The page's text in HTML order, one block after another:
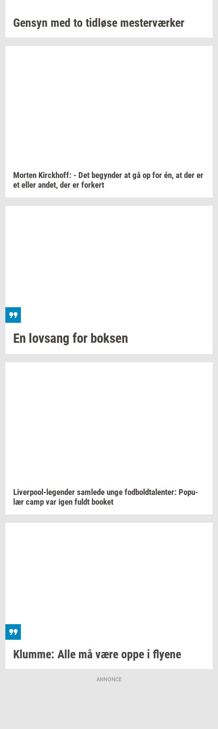
Gen­syn med to tid­lø­se mester­vær­ker
Mor­ten Kirck­hoff: - Det be­gyn­der at gå op for én, at der er
et eller andet, der er for­kert
En lovsang for bok­sen
Liverpool-​legender sam­le­de unge fod­bold­ta­len­ter: Po­pu­
lær camp var igen fuldt boo­k­et
Klum­me: Alle må være oppe i fly­e­ne
ANNONCE